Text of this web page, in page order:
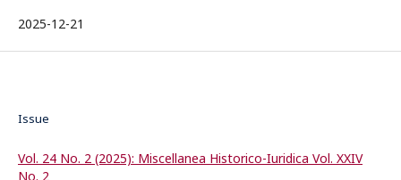
2025-12-21
Issue
Vol. 24 No. 2 (2025): Miscellanea Historico-Iuridica Vol. XXIV
No. 2